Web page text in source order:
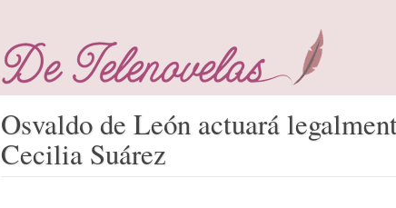
Osvaldo de León actuará
Cecilia Suárez